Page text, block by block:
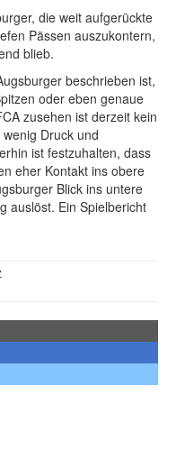
die weit aufgerückte
Pässen auszukontern,
blieb.
beschrieben ist,
oder eben genaue
zusehen ist derzeit kein
Druck und
ist festzuhalten, dass
eher Kontakt ins obere
Blick ins untere
auslöst. Ein Spielbericht